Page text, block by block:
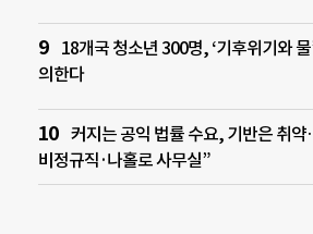
18개국 청소년 300명, ‘기후위기와 물
의한다
커지는 공익 법률 수요, 기반은 취
비정규직·나홀로 사무실”